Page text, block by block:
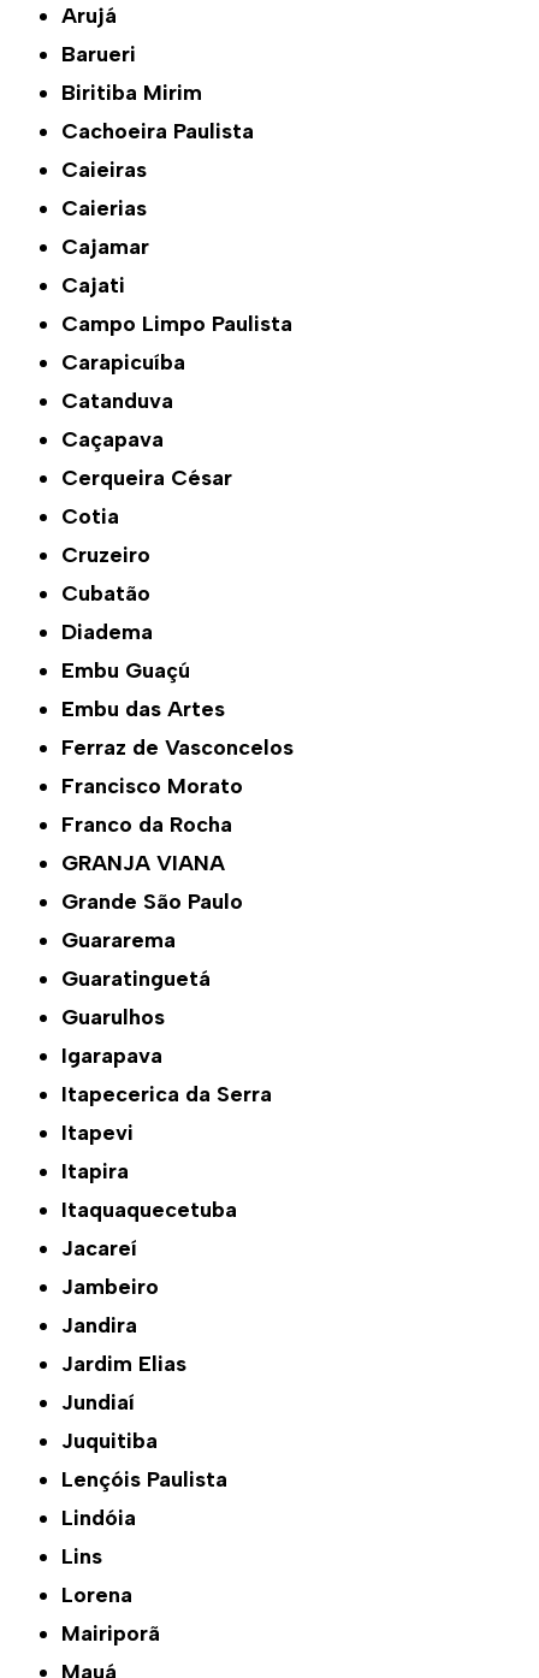
Arujá
Barueri
Biritiba Mirim
Cachoeira Paulista
Caieiras
Caierias
Cajamar
Cajati
Campo Limpo Paulista
Carapicuíba
Catanduva
Caçapava
Cerqueira César
Cotia
Cruzeiro
Cubatão
Diadema
Embu Guaçú
Embu das Artes
Ferraz de Vasconcelos
Francisco Morato
Franco da Rocha
GRANJA VIANA
Grande São Paulo
Guararema
Guaratinguetá
Guarulhos
Igarapava
Itapecerica da Serra
Itapevi
Itapira
Itaquaquecetuba
Jacareí
Jambeiro
Jandira
Jardim Elias
Jundiaí
Juquitiba
Lençóis Paulista
Lindóia
Lins
Lorena
Mairiporã
Mauá